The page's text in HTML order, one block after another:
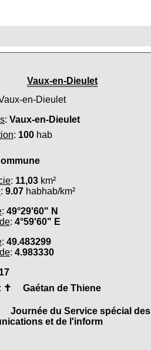
Vaux-en-Dieulet
: Vaux-en-Dieulet
: 100 hab
: 11,03 km²
: 9.07 habhab/km²
: 49°29'60" N
: 4°59'60" E
: 49.483299
: 4.983330
17
: ✝ Gaétan de Thiene
Journée du Service spécial des
et de l'inform